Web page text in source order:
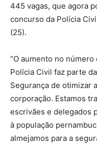
445 vagas, que agora
concurso da Polícia
(25).
“O aumento no
Polícia Civil faz parte
Segurança de otimizar
corporação. Estamos
escrivães e delegados
à população
almejamos para a